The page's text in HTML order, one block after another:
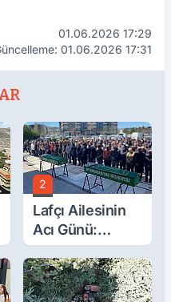
01.06.2026 17:29
01.06.2026 17:31
2
Lafçı Ailesinin
Acı Günü:
Beytullah Lafçı
Vefat Etti